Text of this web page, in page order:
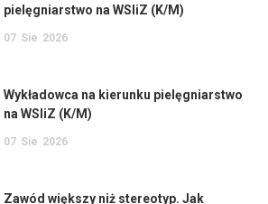
pielęgniarstwo na WSIiZ (K/M)
07 Sie 2026
Wykładowca na kierunku pielęgniarstwo
na WSIiZ (K/M)
07 Sie 2026
Zawód większy niż stereotyp. Jak